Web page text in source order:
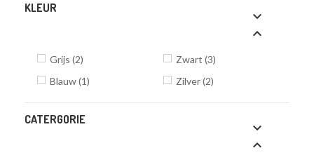
KLEUR


Grijs (2) Zwart (3)
Blauw(1) Zilver(2)
CATERGORIE

